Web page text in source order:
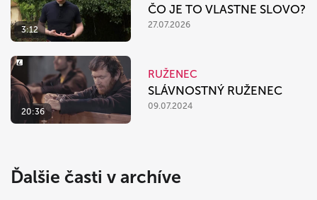
3:12
ČO JE TO VLASTNE SLOVO?
27.07.2026
20:36
RUŽENEC
SLÁVNOSTNÝ RUŽENEC
09.07.2024
Ďalšie časti v archíve